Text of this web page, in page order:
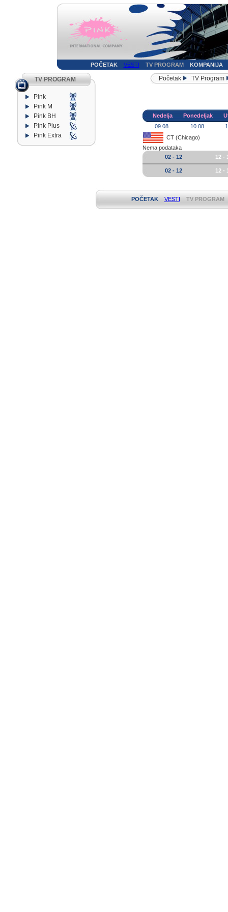
POČETAK VESTI TV PROGRAM KOMPANIJA
TV PROGRAM
Pink
Pink M
Pink BH
Pink Plus
Pink Extra
Početak TV Program
Nedelja Ponedeljak
09.08.
10.08.
CT (Chicago)
Nema podataka
02 - 12
12 -
02 - 12 12 -
POČETAK VESTI TV PROGRAM